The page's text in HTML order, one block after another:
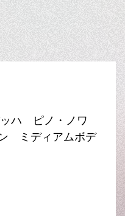
ッハ ピノ・ノワ
ミディアムボデ